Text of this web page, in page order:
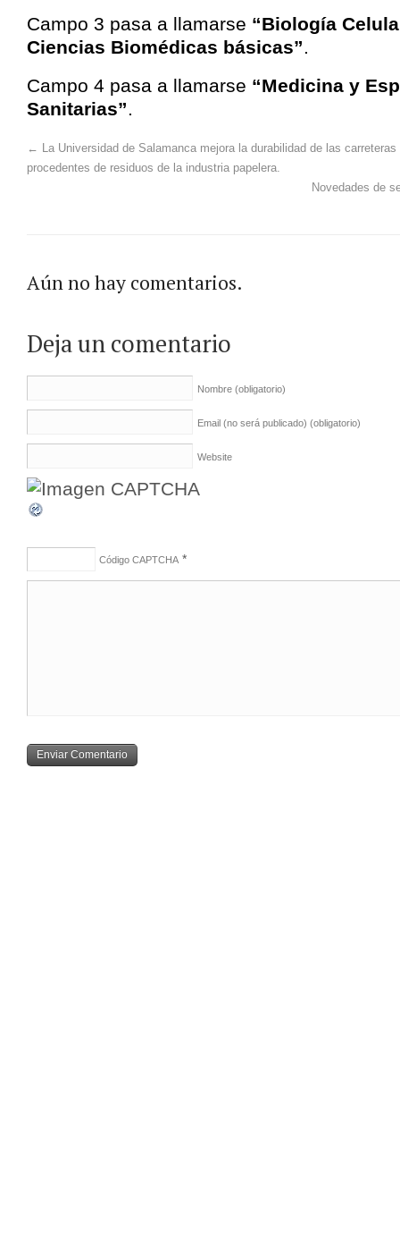
Campo 3 pasa a llamarse “Biología
Ciencias Biomédicas básicas”.
Campo 4 pasa a llamarse “Medicina y
Sanitarias”.
← La Universidad de Salamanca mejora la durabilidad de las
procedentes de residuos de la industria papelera.
Novedades de
Aún no hay comentarios.
Deja un comentario
Nombre (obligatorio)
Email (no será publicado) (obligatorio)
Website
Código CAPTCHA *